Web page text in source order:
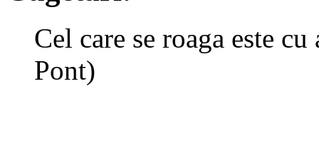
Cel care se roaga este
Pont)